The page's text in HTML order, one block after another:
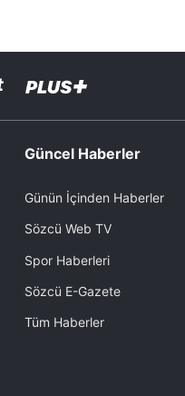
Güncel Haberler
Günün İçinden Haberler
Sözcü Web TV
Spor Haberleri
Sözcü E-Gazete
Tüm Haberler